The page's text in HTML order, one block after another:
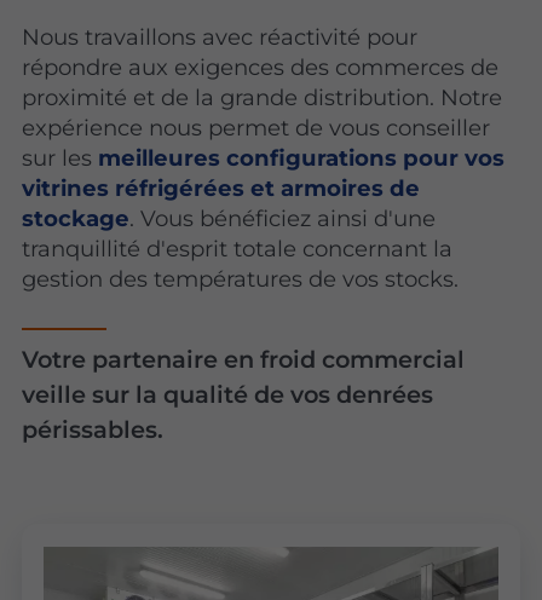
Nous travaillons avec réactivité pour
répondre aux exigences des commerces de
proximité et de la grande distribution. Notre
expérience nous permet de vous conseiller
sur les meilleures configurations pour vos
vitrines réfrigérées et armoires de
stockage. Vous bénéficiez ainsi d'une
tranquillité d'esprit totale concernant la
gestion des températures de vos stocks.
Votre partenaire en froid commercial
veille sur la qualité de vos denrées
périssables.